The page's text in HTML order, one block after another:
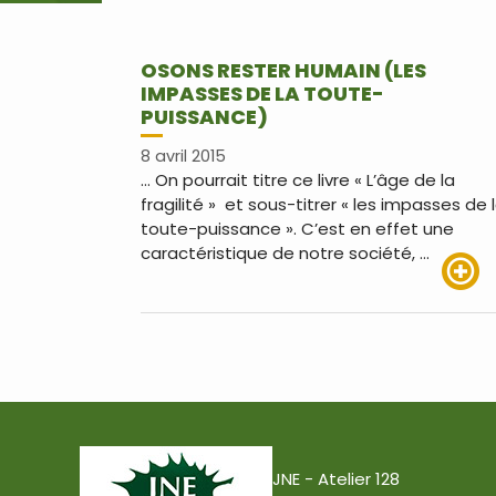
OSONS RESTER HUMAIN (LES
IMPASSES DE LA TOUTE-
PUISSANCE)
8 avril 2015
… On pourrait titre ce livre « L’âge de la
fragilité » et sous-titrer « les impasses de
toute-puissance ». C’est en effet une
caractéristique de notre société, …
JNE - Atelier 128